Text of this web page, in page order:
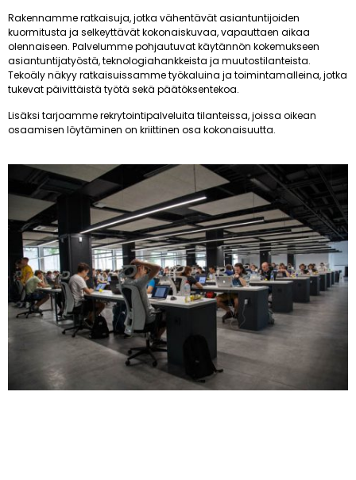
Rakennamme ratkaisuja, jotka vähentävät asiantuntijoiden
kuormitusta ja selkeyttävät kokonaiskuvaa, vapauttaen aikaa
olennaiseen. Palvelumme pohjautuvat käytännön kokemukseen
asiantuntijatyöstä, teknologiahankkeista ja muutostilanteista.
Tekoäly näkyy ratkaisuissamme työkaluina ja toimintamalleina, jotka
tukevat päivittäistä työtä sekä päätöksentekoa.
Lisäksi tarjoamme rekrytointipalveluita tilanteissa, joissa oikean
osaamisen löytäminen on kriittinen osa kokonaisuutta.